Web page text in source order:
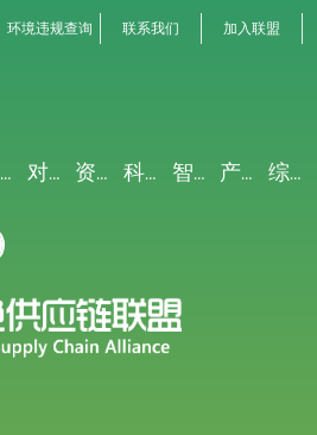
党建专栏 对外交流 资源禀赋 科研创新 智能聚合 产业生态 综合服务
环境违规查询 联系我们 加入联盟